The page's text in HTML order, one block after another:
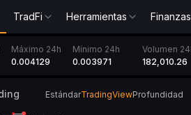
TradFi Herramientas Finanzas
Máximo 24h
0.004129
Mínimo 24h
0.003971
Volumen
182,010.26
EstándarTradingViewProfundidad